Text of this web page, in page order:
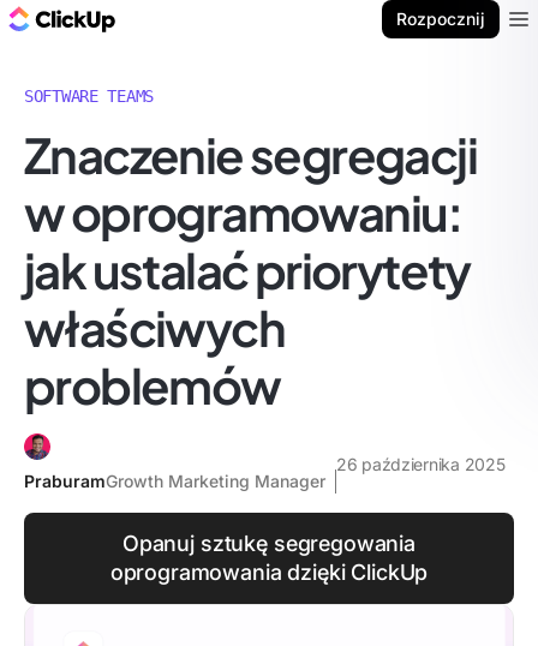
Rozpocznij
SOFTWARE TEAMS
Znaczenie segregacji
w oprogramowaniu:
jak ustalać priorytety
właściwych
problemów
PraburamGrowth Marketing Manager
26 października 2025
Opanuj sztukę segregowania
oprogramowania dzięki ClickUp